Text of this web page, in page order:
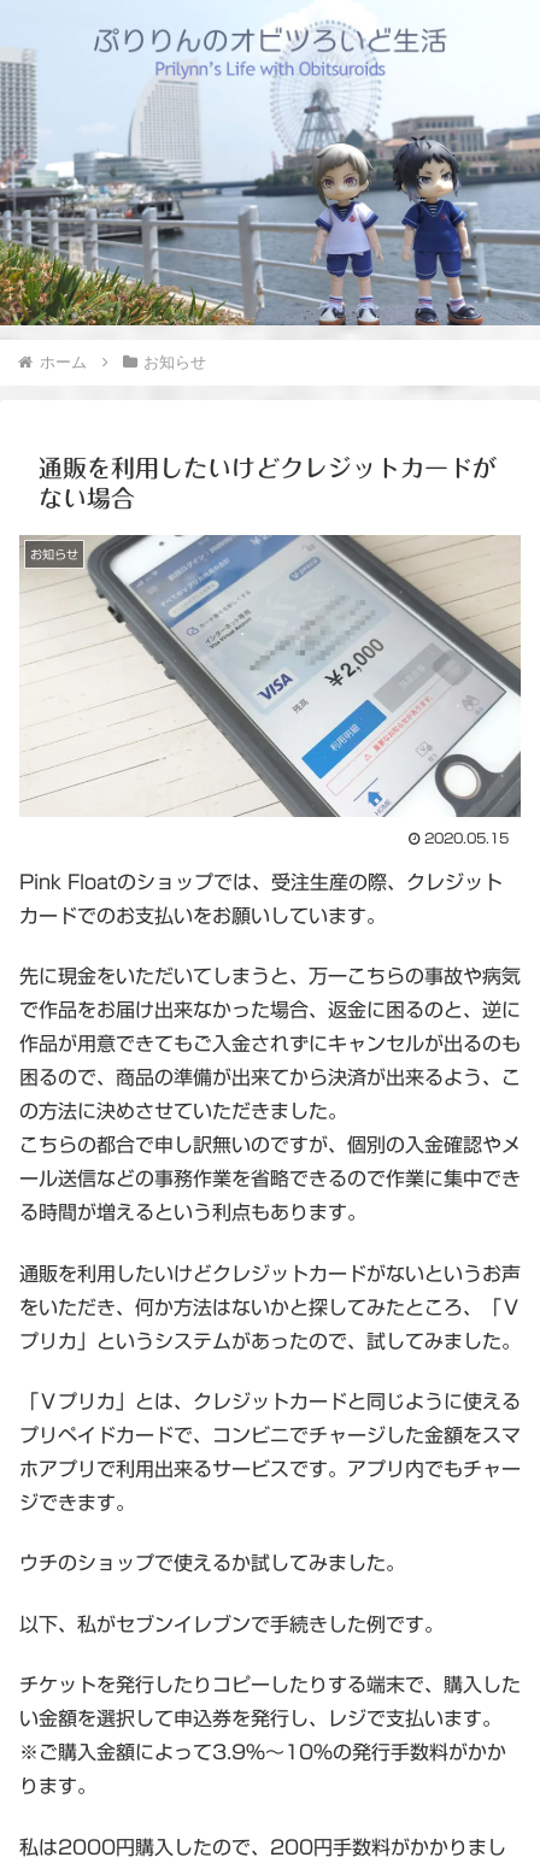
ホーム お知らせ
通販を利用したいけどクレジットカードが
ない場合
お知らせ
2020.05.15
Pink Floatのショップでは、受注生産の際、クレジット
カードでのお支払いをお願いしています。
先に現金をいただいてしまうと、万一こちらの事故や病気
で作品をお届け出来なかった場合、返金に困るのと、逆に
作品が用意できてもご入金されずにキャンセルが出るのも
困るので、商品の準備が出来てから決済が出来るよう、こ
の方法に決めさせていただきました。
こちらの都合で申し訳無いのですが、個別の入金確認やメ
ール送信などの事務作業を省略できるので作業に集中でき
る時間が増えるという利点もあります。
通販を利用したいけどクレジットカードがないというお声
をいただき、何か方法はないかと探してみたところ、「Ｖ
プリカ」というシステムがあったので、試してみました。
「Ｖプリカ」とは、クレジットカードと同じように使える
プリペイドカードで、コンビニでチャージした金額をスマ
ホアプリで利用出来るサービスです。アプリ内でもチャー
ジできます。
ウチのショップで使えるか試してみました。
以下、私がセブンイレブンで手続きした例です。
チケットを発行したりコピーしたりする端末で、購入した
い金額を選択して申込券を発行し、レジで支払います。
※ご購入金額によって3.9％～10％の発行手数料がかか
ります。
私は2000円購入したので、200円手数料がかかりまし